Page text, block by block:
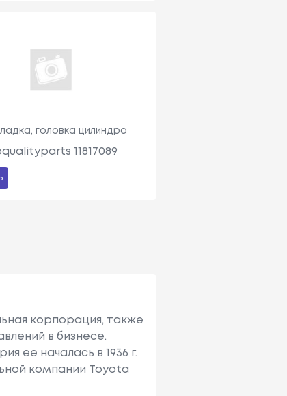
головка цилиндра
11817089
корпорация, также
в бизнесе.
ее началась в 1936 г.
компании Toyota